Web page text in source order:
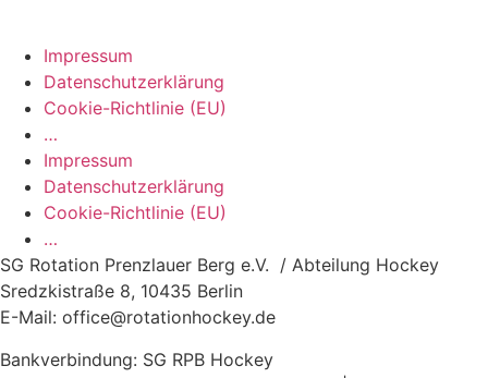
Impressum
Datenschutzerklärung
Cookie-Richtlinie (EU)
…
Impressum
Datenschutzerklärung
Cookie-Richtlinie (EU)
…
SG Rotation Prenzlauer Berg e.V. / Abteilung Hockey
Sredzkistraße 8, 10435 Berlin
E-Mail: office@rotationhockey.de
Bankverbindung: SG RPB Hockey